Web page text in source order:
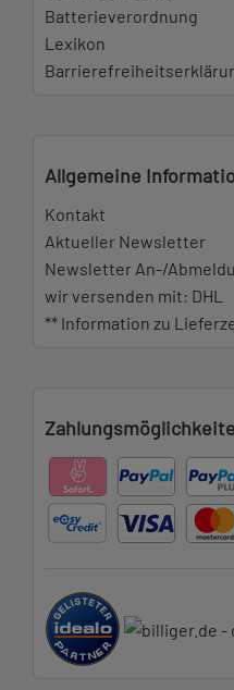
Batterieverordnung
Lexikon
Allgemeine
Kontakt
Aktueller Newsletter
Newsletter An-/
wir versenden mit: DHL
** Information zu